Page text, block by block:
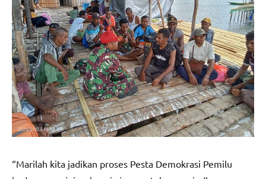
“Marilah kita jadikan proses Pesta Demokrasi Pemilu